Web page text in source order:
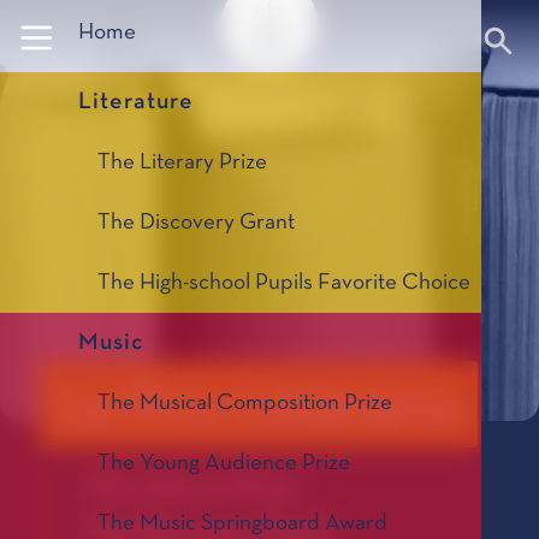
Home
Literature
The Literary Prize
The Discovery Grant
The High-school Pupils Favorite Choice
Music
The Musical Composition Prize
The Young Audience Prize
The Music Springboard Award
Le Prix Littéraire
The Discovery Grant